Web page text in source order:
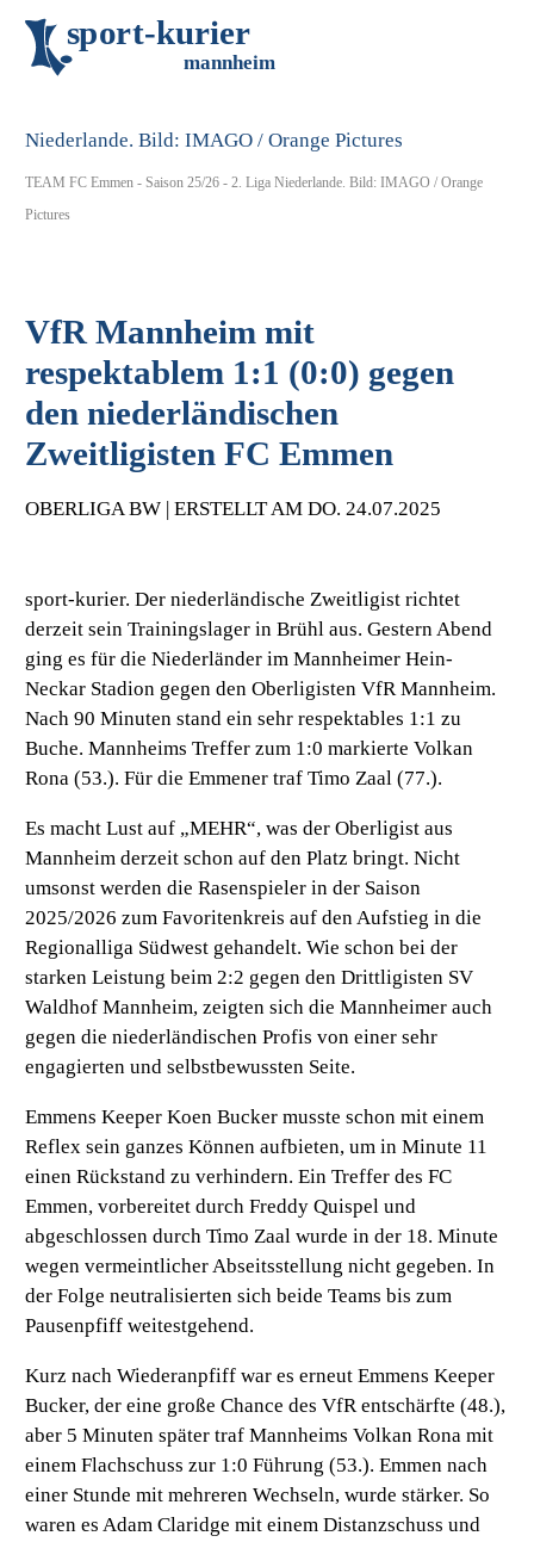
sport-kurier
mannheim
TEAM FC Emmen - Saison 25/26 - 2. Liga Niederlande. Bild: IMAGO / Orange
Pictures
VfR Mannheim mit
respektablem 1:1 (0:0) gegen
den niederländischen
Zweitligisten FC Emmen
OBERLIGA BW | ERSTELLT AM DO. 24.07.2025
sport-kurier. Der niederländische Zweitligist richtet
derzeit sein Trainingslager in Brühl aus. Gestern Abend
ging es für die Niederländer im Mannheimer Hein-
Neckar Stadion gegen den Oberligisten VfR Mannheim.
Nach 90 Minuten stand ein sehr respektables 1:1 zu
Buche. Mannheims Treffer zum 1:0 markierte Volkan
Rona (53.). Für die Emmener traf Timo Zaal (77.).
Es macht Lust auf „MEHR“, was der Oberligist aus
Mannheim derzeit schon auf den Platz bringt. Nicht
umsonst werden die Rasenspieler in der Saison
2025/2026 zum Favoritenkreis auf den Aufstieg in die
Regionalliga Südwest gehandelt. Wie schon bei der
starken Leistung beim 2:2 gegen den Drittligisten SV
Waldhof Mannheim, zeigten sich die Mannheimer auch
gegen die niederländischen Profis von einer sehr
engagierten und selbstbewussten Seite.
Emmens Keeper Koen Bucker musste schon mit einem
Reflex sein ganzes Können aufbieten, um in Minute 11
einen Rückstand zu verhindern. Ein Treffer des FC
Emmen, vorbereitet durch Freddy Quispel und
abgeschlossen durch Timo Zaal wurde in der 18. Minute
wegen vermeintlicher Abseitsstellung nicht gegeben. In
der Folge neutralisierten sich beide Teams bis zum
Pausenpfiff weitestgehend.
Kurz nach Wiederanpfiff war es erneut Emmens Keeper
Bucker, der eine große Chance des VfR entschärfte (48.),
aber 5 Minuten später traf Mannheims Volkan Rona mit
einem Flachschuss zur 1:0 Führung (53.). Emmen nach
einer Stunde mit mehreren Wechseln, wurde stärker. So
waren es Adam Claridge mit einem Distanzschuss und